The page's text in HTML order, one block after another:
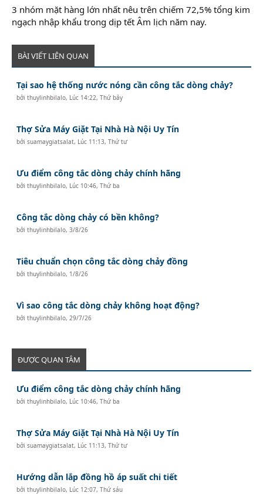
3 nhóm mặt hàng lớn nhất nêu trên chiếm 72,5% tổng kim
ngạch nhập khẩu trong dịp tết Âm lịch năm nay.
BÀI VIẾT LIÊN QUAN
Tại sao hệ thống nước nóng cần công tắc dòng chảy?
bởithuylinhbilalo, Lúc 14:22, Thứ bảy
Thợ Sửa Máy Giặt Tại Nhà Hà Nội Uy Tín
bởisuamaygiatsalat, Lúc 11:13, Thứ tư
Ưu điểm công tắc dòng chảy chính hãng
bởithuylinhbilalo, Lúc 10:46, Thứ ba
Công tắc dòng chảy có bền không?
bởithuylinhbilalo,3/8/26
Tiêu chuẩn chọn công tắc dòng chảy đồng
bởithuylinhbilalo, 1/8/26
Vì sao công tắc dòng chảy không hoạt động?
bởithuylinhbilalo, 29/7/26
ĐƯỢC QUAN TÂM
Ưu điểm công tắc dòng chảy chính hãng
bởithuylinhbilalo, Lúc 10:46, Thứ ba
Thợ Sửa Máy Giặt Tại Nhà Hà Nội Uy Tín
bởisuamaygiatsalat, Lúc 11:13, Thứ tư
Hướng dẫn lắp đồng hồ áp suất chi tiết
bởithuylinhbilalo, Lúc 12:07, Thứ sáu